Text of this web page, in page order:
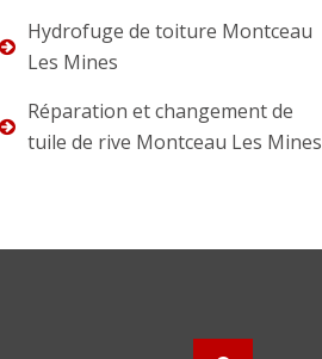
Hydrofuge de toiture Montceau
Les Mines
Réparation et changement de
tuile de rive Montceau Les Mines